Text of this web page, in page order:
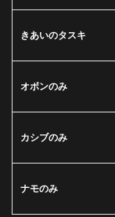
きあいのタスキ
オボンのみ
カシブのみ
ナモのみ